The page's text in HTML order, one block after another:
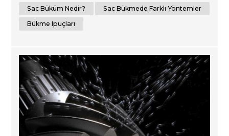
Sac Büküm Nedir?
Sac Bükmede Farklı Yöntemler
Bükme Ipuçları